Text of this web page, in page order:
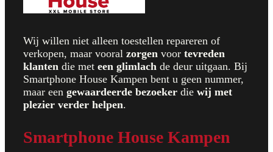
Wij willen niet alleen toestellen repareren of
verkopen, maar vooral zorgen voor tevreden
klanten die met een glimlach de deur uitgaan. Bij
Smartphone House Kampen bent u geen nummer,
maar een gewaardeerde bezoeker die wij met
plezier verder helpen.
Smartphone House Kampen